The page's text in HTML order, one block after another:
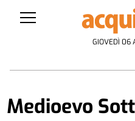
GIOVEDÌ 06
Medioevo